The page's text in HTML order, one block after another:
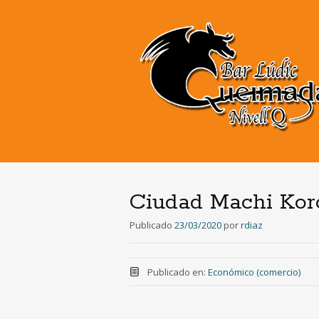
Ciudad Machi
Publicado 23/03/2020 porrdiaz
Publicado en: Económico (comercio)